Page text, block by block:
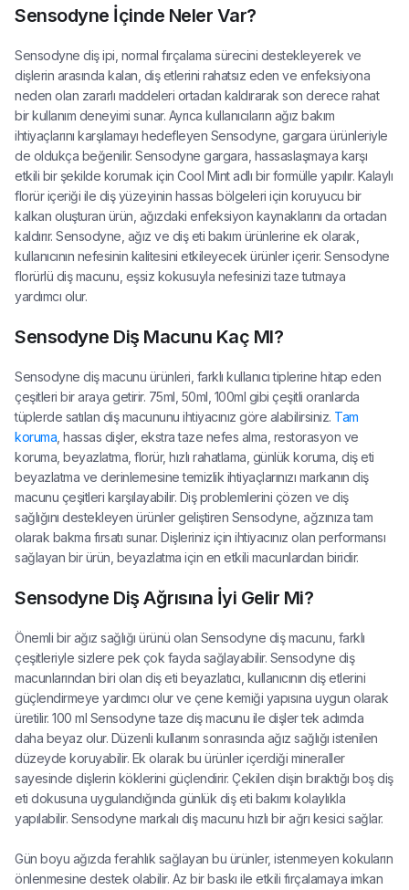
Sensodyne İçinde Neler Var?
Sensodyne diş ipi, normal fırçalama sürecini destekleyerek ve
dişlerin arasında kalan, diş etlerini rahatsız eden ve enfeksiyona
neden olan zararlı maddeleri ortadan kaldırarak son derece rahat
bir kullanım deneyimi sunar. Ayrıca kullanıcıların ağız bakım
ihtiyaçlarını karşılamayı hedefleyen Sensodyne, gargara ürünleriyle
de oldukça beğenilir. Sensodyne gargara, hassaslaşmaya karşı
etkili bir şekilde korumak için Cool Mint adlı bir formülle yapılır. Kalaylı
florür içeriği ile diş yüzeyinin hassas bölgeleri için koruyucu bir
kalkan oluşturan ürün, ağızdaki enfeksiyon kaynaklarını da ortadan
kaldırır. Sensodyne, ağız ve diş eti bakım ürünlerine ek olarak,
kullanıcının nefesinin kalitesini etkileyecek ürünler içerir. Sensodyne
florürlü diş macunu, eşsiz kokusuyla nefesinizi taze tutmaya
yardımcı olur.
Sensodyne Diş Macunu Kaç Ml?
Sensodyne diş macunu ürünleri, farklı kullanıcı tiplerine hitap eden
çeşitleri bir araya getirir. 75ml, 50ml, 100ml gibi çeşitli oranlarda
tüplerde satılan diş macununu ihtiyacınız göre alabilirsiniz. Tam
koruma , hassas dişler, ekstra taze nefes alma, restorasyon ve
koruma, beyazlatma, florür, hızlı rahatlama, günlük koruma, diş eti
beyazlatma ve derinlemesine temizlik ihtiyaçlarınızı markanın diş
macunu çeşitleri karşılayabilir. Diş problemlerini çözen ve diş
sağlığını destekleyen ürünler geliştiren Sensodyne, ağzınıza tam
olarak bakma fırsatı sunar. Dişleriniz için ihtiyacınız olan performansı
sağlayan bir ürün, beyazlatma için en etkili macunlardan biridir.
Sensodyne Diş Ağrısına İyi Gelir Mi?
Önemli bir ağız sağlığı ürünü olan Sensodyne diş macunu, farklı
çeşitleriyle sizlere pek çok fayda sağlayabilir. Sensodyne diş
macunlarından biri olan diş eti beyazlatıcı, kullanıcının diş etlerini
güçlendirmeye yardımcı olur ve çene kemiği yapısına uygun olarak
üretilir. 100 ml Sensodyne taze diş macunu ile dişler tek adımda
daha beyaz olur. Düzenli kullanım sonrasında ağız sağlığı istenilen
düzeyde koruyabilir. Ek olarak bu ürünler içerdiği mineraller
sayesinde dişlerin köklerini güçlendirir. Çekilen dişin bıraktığı boş diş
eti dokusuna uygulandığında günlük diş eti bakımı kolaylıkla
yapılabilir. Sensodyne markalı diş macunu hızlı bir ağrı kesici sağlar.
Gün boyu ağızda ferahlık sağlayan bu ürünler, istenmeyen kokuların
önlenmesine destek olabilir. Az bir baskı ile etkili fırçalamaya imkan